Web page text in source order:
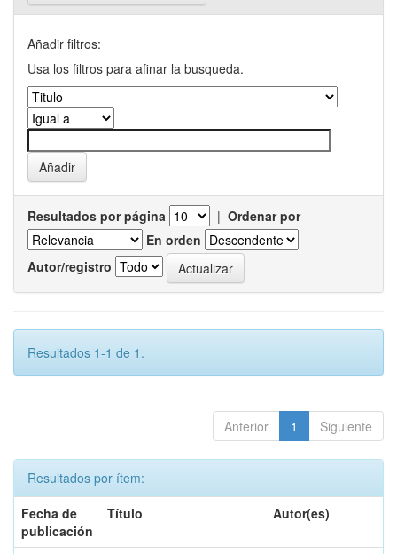
Añadir filtros:
Usa los filtros para afinar la busqueda.
Resultados por página | Ordenar por
En orden
Autor/registro
Resultados 1-1 de 1.
Anterior 1 Siguiente
Resultados por ítem:
Fecha de
publicación
Título Autor(es)